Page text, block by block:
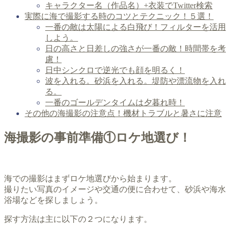
キャラクター名（作品名）+衣装でTwitter検索
実際に海で撮影する時のコツとテクニック！５選！
一番の敵は太陽による白飛び！フィルターを活用
しよう。
日の高さと日差しの強さが一番の敵！時間帯を考
慮！
日中シンクロで逆光でも顔を明るく！
波を入れる。砂浜を入れる。堤防や漂流物を入れ
る。
一番のゴールデンタイムは夕暮れ時！
その他の海撮影の注意点！機材トラブルと暑さに注意
海撮影の事前準備①ロケ地選び！
海での撮影はまずロケ地選びから始まります。
撮りたい写真のイメージや交通の便に合わせて、砂浜や海水
浴場などを探しましょう。
探す方法は主に以下の２つになります。